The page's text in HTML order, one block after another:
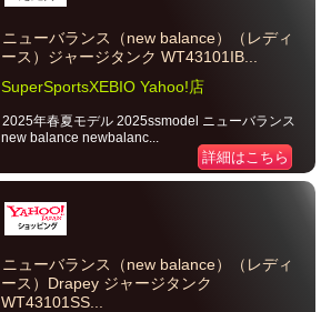
ニューバランス（new balance）（レディ
ース）ジャージタンク WT43101IB...
SuperSportsXEBIO Yahoo!店
2025年春夏モデル 2025ssmodel ニューバランス
new balance newbalanc...
詳細はこちら
ニューバランス（new balance）（レディ
ース）Drapey ジャージタンク
WT43101SS...